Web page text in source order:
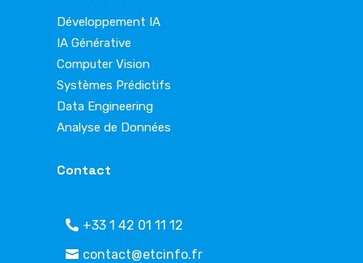
Développement IA
IA Générative
Computer Vision
Systèmes Prédictifs
Data Engineering
Analyse de Données
Contact
+33 1 42 01 11 12
contact@etcinfo.fr